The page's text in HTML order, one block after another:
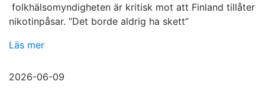
folkhälsomyndigheten är kritisk mot att Finland tillåter
nikotinpåsar. ”Det borde aldrig ha skett”
Läs mer
2026-06-09